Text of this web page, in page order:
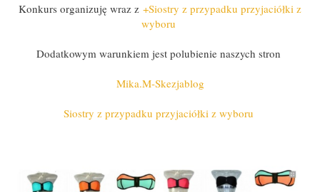
Konkurs organizuję wraz z +Siostry z przypadku przyjaciółki z
wyboru
Dodatkowym warunkiem jest polubienie naszych stron
Mika.M-Skezjablog
Siostry z przypadku przyjaciółki z wyboru